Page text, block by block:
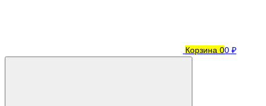
Корзина 00 ₽